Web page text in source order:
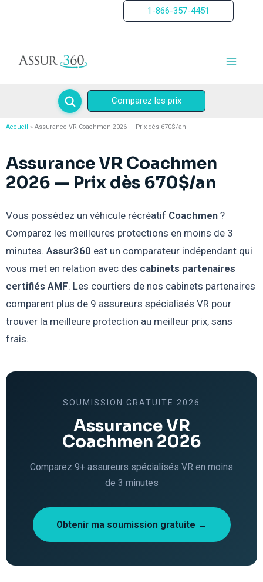
1-866-357-4451
Comparez les prix
Accueil Assurance VR Coachmen 2026 — Prix dès 670$/an
Assurance VR Coachmen
2026 — Prix dès 670$/an
Vous possédez un véhicule récréatif Coachmen?
Comparez les meilleures protections en moins de 3
minutes. Assur360 est un comparateur indépendant qui
vous met en relation avec des cabinets partenaires
certifiés AMF. Les courtiers de nos cabinets partenaires
comparent plus de 9 assureurs spécialisés VR pour
trouver la meilleure protection au meilleur prix, sans
frais.
SOUMISSION GRATUITE 2026
Assurance VR
Coachmen 2026
Comparez 9+ assureurs spécialisés VR en moins
de 3 minutes
Obtenir ma soumission gratuite →